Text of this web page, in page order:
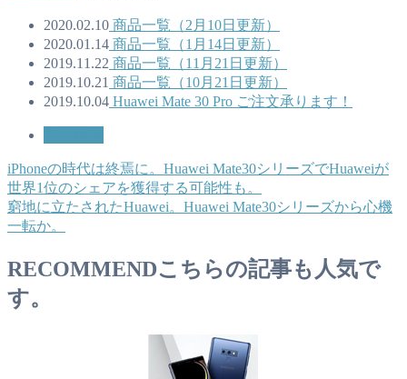
2020.02.10 商品一覧（2月10日更新）
2020.01.14 商品一覧（1月14日更新）
2019.11.22 商品一覧（11月21日更新）
2019.10.21 商品一覧（10月21日更新）
2019.10.04 Huawei Mate 30 Pro ご注文承ります！
iPhoneの時代は終焉に。Huawei Mate30シリーズでHuaweiが
世界1位のシェアを獲得する可能性も。
窮地に立たされたHuawei。Huawei Mate30シリーズから心機
一転か。
RECOMMENDこちらの記事も人気で
す。